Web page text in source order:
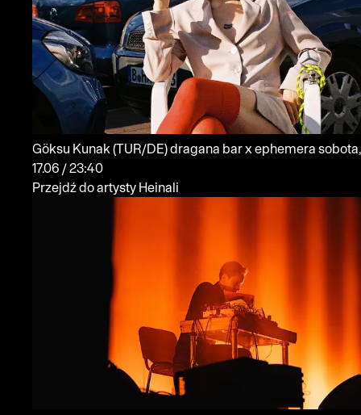
Göksu Kunak(TUR/DE)dragana bar x ephemera sobota,
17.06 / 23:40
Przejdź do artysty Heinali